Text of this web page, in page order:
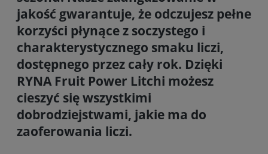
jakość gwarantuje, że odczujesz pełne
korzyści płynące z soczystego i
charakterystycznego smaku liczi,
dostępnego przez cały rok. Dzięki
RYNA Fruit Power Litchi możesz
cieszyć się wszystkimi
dobrodziejstwami, jakie ma do
zaoferowania liczi.